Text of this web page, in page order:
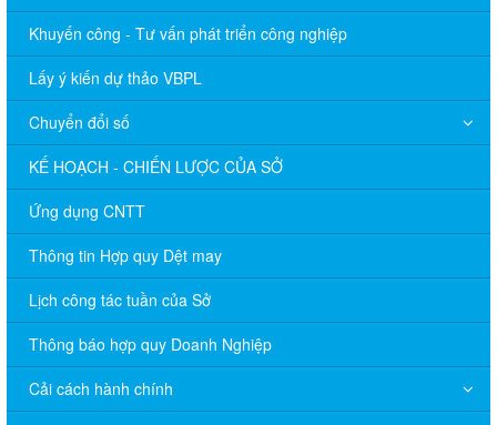
Khuyến công - Tư vấn phát triển công nghiệp
Lấy ý kiến dự thảo VBPL
Chuyển đổi số
KẾ HOẠCH - CHIẾN LƯỢC CỦA SỞ
Ứng dụng CNTT
Thông tin Hợp quy Dệt may
Lịch công tác tuần của Sở
Thông báo hợp quy Doanh Nghiệp
Cải cách hành chính